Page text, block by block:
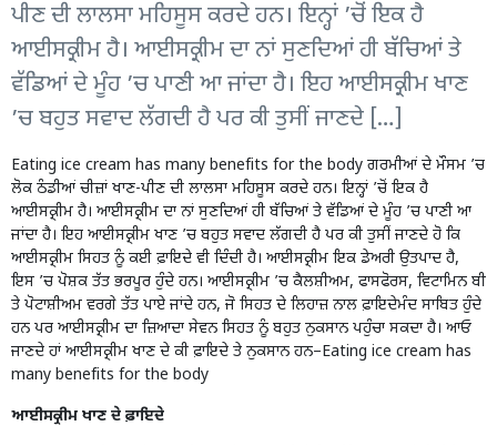
ਪੀਣ ਦੀ ਲਾਲਸਾ ਮਹਿਸੂਸ ਕਰਦੇ ਹਨ। ਇਨ੍ਹਾਂ ’ਚੋਂ ਇਕ ਹੈ
ਆਈਸਕ੍ਰੀਮ ਹੈ। ਆਈਸਕ੍ਰੀਮ ਦਾ ਨਾਂ ਸੁਣਦਿਆਂ ਹੀ ਬੱਚਿਆਂ ਤੇ
ਵੱਡਿਆਂ ਦੇ ਮੂੰਹ ’ਚ ਪਾਣੀ ਆ ਜਾਂਦਾ ਹੈ। ਇਹ ਆਈਸਕ੍ਰੀਮ ਖਾਣ
’ਚ ਬਹੁਤ ਸਵਾਦ ਲੱਗਦੀ ਹੈ ਪਰ ਕੀ ਤੁਸੀਂ ਜਾਣਦੇ […]
Eating ice cream has many benefits for the body ਗਰਮੀਆਂ ਦੇ ਮੌਸਮ ’ਚ
ਲੋਕ ਠੰਡੀਆਂ ਚੀਜ਼ਾਂ ਖਾਣ-ਪੀਣ ਦੀ ਲਾਲਸਾ ਮਹਿਸੂਸ ਕਰਦੇ ਹਨ। ਇਨ੍ਹਾਂ ’ਚੋਂ ਇਕ ਹੈ
ਆਈਸਕ੍ਰੀਮ ਹੈ। ਆਈਸਕ੍ਰੀਮ ਦਾ ਨਾਂ ਸੁਣਦਿਆਂ ਹੀ ਬੱਚਿਆਂ ਤੇ ਵੱਡਿਆਂ ਦੇ ਮੂੰਹ ’ਚ ਪਾਣੀ ਆ
ਜਾਂਦਾ ਹੈ। ਇਹ ਆਈਸਕ੍ਰੀਮ ਖਾਣ ’ਚ ਬਹੁਤ ਸਵਾਦ ਲੱਗਦੀ ਹੈ ਪਰ ਕੀ ਤੁਸੀਂ ਜਾਣਦੇ ਹੋ ਕਿ
ਆਈਸਕ੍ਰੀਮ ਸਿਹਤ ਨੂੰ ਕਈ ਫ਼ਾਇਦੇ ਵੀ ਦਿੰਦੀ ਹੈ। ਆਈਸਕ੍ਰੀਮ ਇਕ ਡੇਅਰੀ ਉਤਪਾਦ ਹੈ,
ਇਸ ’ਚ ਪੋਸ਼ਕ ਤੱਤ ਭਰਪੂਰ ਹੁੰਦੇ ਹਨ। ਆਈਸਕ੍ਰੀਮ ’ਚ ਕੈਲਸ਼ੀਅਮ, ਫਾਸਫੋਰਸ, ਵਿਟਾਮਿਨ ਬੀ
ਤੇ ਪੋਟਾਸ਼ੀਅਮ ਵਰਗੇ ਤੱਤ ਪਾਏ ਜਾਂਦੇ ਹਨ, ਜੋ ਸਿਹਤ ਦੇ ਲਿਹਾਜ਼ ਨਾਲ ਫ਼ਾਇਦੇਮੰਦ ਸਾਬਿਤ ਹੁੰਦੇ
ਹਨ ਪਰ ਆਈਸਕ੍ਰੀਮ ਦਾ ਜ਼ਿਆਦਾ ਸੇਵਨ ਸਿਹਤ ਨੂੰ ਬਹੁਤ ਨੁਕਸਾਨ ਪਹੁੰਚਾ ਸਕਦਾ ਹੈ। ਆਓ
ਜਾਣਦੇ ਹਾਂ ਆਈਸਕ੍ਰੀਮ ਖਾਣ ਦੇ ਕੀ ਫ਼ਾਇਦੇ ਤੇ ਨੁਕਸਾਨ ਹਨ–Eating ice cream has
many benefits for the body
ਆਈਸਕ੍ਰੀਮ ਖਾਣ ਦੇ ਫ਼ਾਇਦੇ